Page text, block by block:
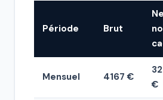
Période Brut
Mensuel 4167 €
€